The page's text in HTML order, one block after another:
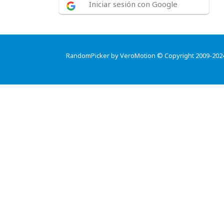
Iniciar sesión con Google
RandomPicker by VeroMotion © Copyright 2009-